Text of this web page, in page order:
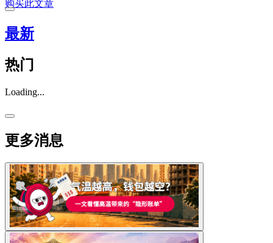
购买此文章
最新
热门
Loading...
更多消息